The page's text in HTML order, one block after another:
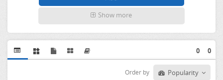
Show more
0
0
Order by Popularity